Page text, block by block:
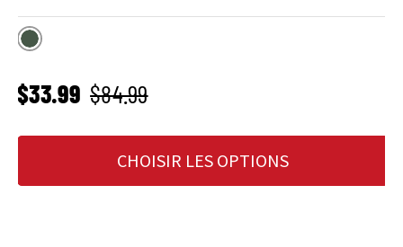
Spinach
PRIX SOLDÉ
$33.99 Prix habituel
$84.99
CHOISIR LES OPTIONS